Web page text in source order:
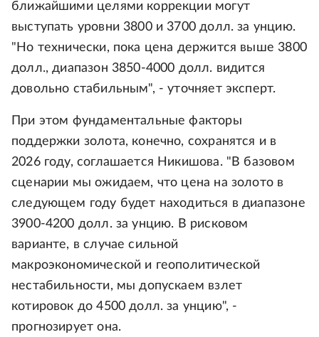
ближайшими целями коррекции могут
выступать уровни 3800 и 3700 долл. за унцию.
"Но технически, пока цена держится выше 3800
долл., диапазон 3850-4000 долл. видится
довольно стабильным", - уточняет эксперт.
При этом фундаментальные факторы
поддержки золота, конечно, сохранятся и в
2026 году, соглашается Никишова. "В базовом
сценарии мы ожидаем, что цена на золото в
следующем году будет находиться в диапазоне
3900-4200 долл. за унцию. В рисковом
варианте, в случае сильной
макроэкономической и геополитической
нестабильности, мы допускаем взлет
котировок до 4500 долл. за унцию", -
прогнозирует она.